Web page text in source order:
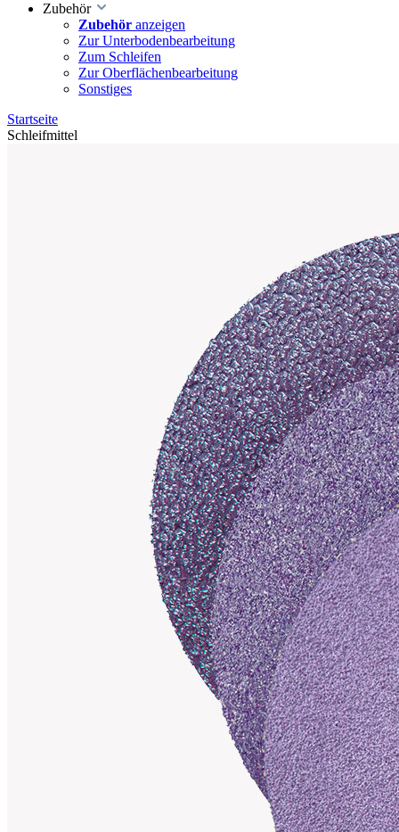
Zubehör
Zubehör anzeigen
Zur Unterbodenbearbeitung
Zum Schleifen
Zur Oberflächenbearbeitung
Sonstiges
Startseite
Schleifmittel